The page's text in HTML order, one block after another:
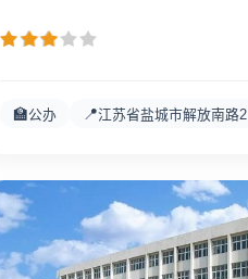
🏫公办 📍江苏省盐城市解放南路2